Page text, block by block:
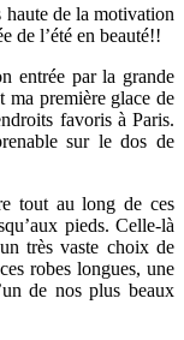
haute de la motivation
de l’été en beauté!!
entrée par la grande
ma première glace de
favoris à Paris.
sur le dos de
tout au long de ces
pieds. Celle-là
très vaste choix de
robes longues, une
de nos plus beaux